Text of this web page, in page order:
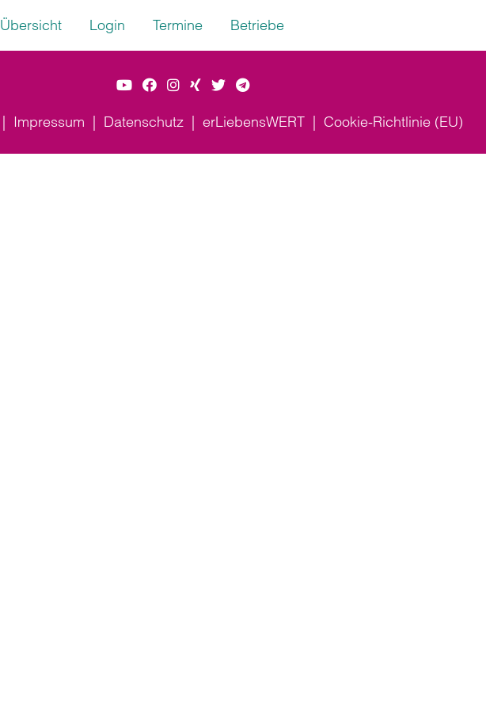
Übersicht Login Termine Betriebe
Impressum Datenschutz erLiebensWERT Cookie-Richtlinie (EU)